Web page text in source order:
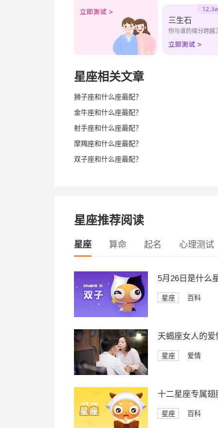
三生石
你与谁的缘分跨越
星座相关文章
狮子座和什么座最配？
金牛座和什么座最配？
射手座和什么座最配？
摩羯座和什么座最配？
双子座和什么座最配？
星座推荐阅读
星座 算命 起名 心理测试
5月26日是什么
星座 百科
天蝎座女人的
星座 爱情
十二星座专属翅
星座 百科